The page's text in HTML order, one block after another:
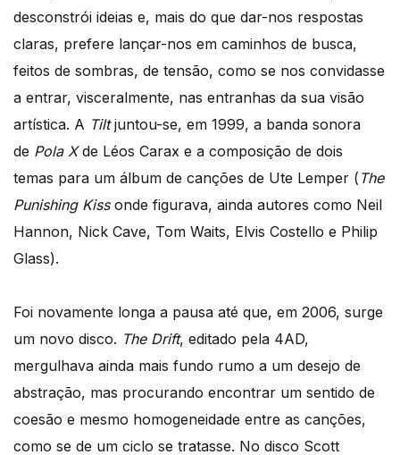
desconstrói ideias e, mais do que dar-nos respostas
claras, prefere lançar-nos em caminhos de busca,
feitos de sombras, de tensão, como se nos convidasse
a entrar, visceralmente, nas entranhas da sua visão
artística. A Tiltjuntou-se, em 1999, a banda sonora
de Pola Xde Léos Carax e a composição de dois
temas para um álbum de canções de Ute Lemper ( The
Punishing Kissonde figurava, ainda autores como Neil
Hannon, Nick Cave, Tom Waits, Elvis Costello e Philip
Glass).
Foi novamente longa a pausa até que, em 2006, surge
um novo disco. The Drift, editado pela 4AD,
mergulhava ainda mais fundo rumo a um desejo de
abstração, mas procurando encontrar um sentido de
coesão e mesmo homogeneidade entre as canções,
como se de um ciclo se tratasse. No disco Scott